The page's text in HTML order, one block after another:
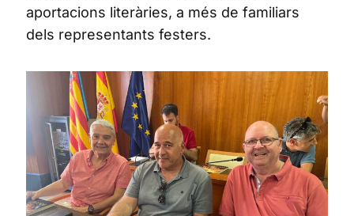
aportacions literàries, a més de familiars
dels representants festers.